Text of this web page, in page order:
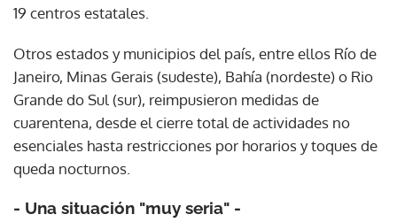
19 centros estatales.
Otros estados y municipios del país, entre ellos Río de
Janeiro, Minas Gerais (sudeste), Bahía (nordeste) o Rio
Grande do Sul (sur), reimpusieron medidas de
cuarentena, desde el cierre total de actividades no
esenciales hasta restricciones por horarios y toques de
queda nocturnos.
- Una situación "muy seria" -